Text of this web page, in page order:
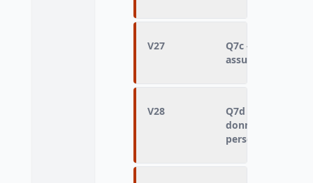
V27
Q7c -
assurer les soins
V28
Q7d -
donner un
personnes âgées